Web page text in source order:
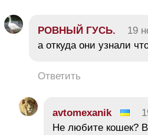
РОВНЫЙ ГУСЬ. 19
а откуда они узнали
Ответить
avtomexanik
Не любите кошек?